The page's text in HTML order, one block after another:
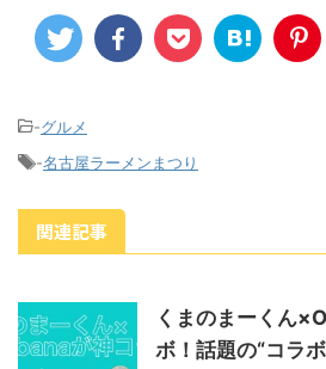
-グルメ
-名古屋ラーメンまつり
関連記事
くまのまーくん
ボ！話題の“コラ